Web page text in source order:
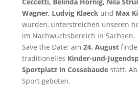
Wagner, Ludvig Klaeckund Max
wurden, unterstreichen unseren
im Nachwuchsbereich in Sachsen.
Save the Date: am 24. August
traditionelles Kinder-und-
Sportplatz in Cossebaudestatt.
Sport geboten.